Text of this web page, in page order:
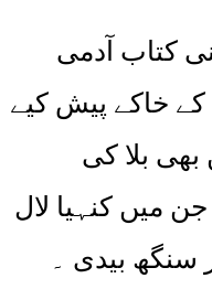
کتاب آدمی
خاکے پیش کیے
بھی بلا کی
میں کنہیا لال
سنگھ بیدی ۔